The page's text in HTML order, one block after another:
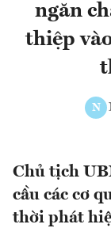
ngăn
thiệp
N
Chủ tịch
cầu các cơ
thời phát